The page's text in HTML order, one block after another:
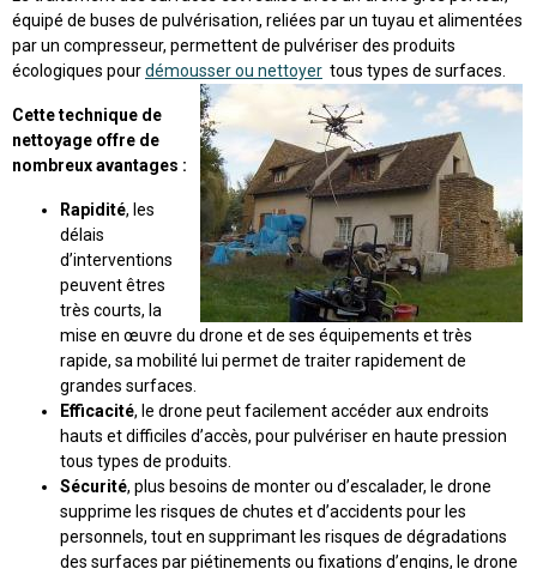
équipé de buses de pulvérisation, reliées par un tuyau et alimentées
par un compresseur, permettent de pulvériser des produits
écologiques pourdémousser ou nettoyer tous types de surfaces.
Cette technique de
nettoyage offre de
nombreux avantages :
Rapidité, les
délais
d’interventions
peuvent êtres
très courts, la
mise en œuvre du drone et de ses équipements et très
rapide, sa mobilité lui permet de traiter rapidement de
grandes surfaces.
Efficacité, le drone peut facilement accéder aux endroits
hauts et difficiles d’accès, pour pulvériser en haute pression
tous types de produits.
Sécurité, plus besoins de monter ou d’escalader, le drone
supprime les risques de chutes et d’accidents pour les
personnels, tout en supprimant les risques de dégradations
des surfaces par piétinements ou fixations d’engins, le drone